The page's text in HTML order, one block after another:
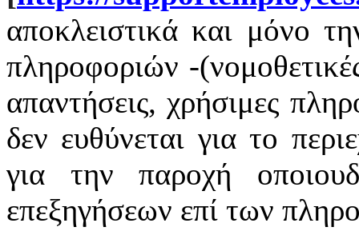
αποκλειστικά και μόνο
πληροφοριών -
απαντήσεις, χρήσιμες
δεν ευθύνεται για το
για την παροχή
επεξηγήσεων επί των